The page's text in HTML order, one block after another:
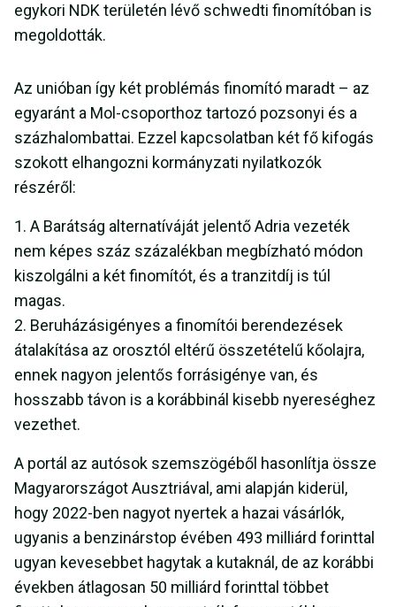
egykori NDK területén lévő schwedti finomítóban is
megoldották.
Az unióban így két problémás finomító maradt – az
egyaránt a Mol-csoporthoz tartozó pozsonyi és a
százhalombattai. Ezzel kapcsolatban két fő kifogás
szokott elhangozni kormányzati nyilatkozók
részéről:
A Barátság alternatíváját jelentő Adria vezeték
nem képes száz százalékban megbízható módon
kiszolgálni a két finomítót, és a tranzitdíj is túl
magas.
Beruházásigényes a finomítói berendezések
átalakítása az orosztól eltérű összetételű kőolajra,
ennek nagyon jelentős forrásigénye van, és
hosszabb távon is a korábbinál kisebb nyereséghez
vezethet.
A portál az autósok szemszögéből hasonlítja össze
Magyarországot Ausztriával, ami alapján kiderül,
hogy 2022-ben nagyot nyertek a hazai vásárlók,
ugyanis a benzinárstop évében 493 milliárd forinttal
ugyan kevesebbet hagytak a kutaknál, de az korábbi
években átlagosan 50 milliárd forinttal többet